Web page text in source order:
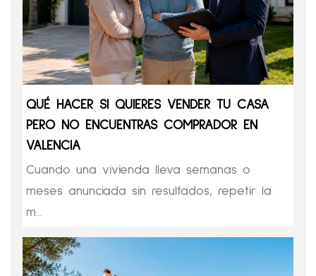
QUÉ HACER SI QUIERES VENDER TU CASA
PERO NO ENCUENTRAS COMPRADOR EN
VALENCIA
Cuando una vivienda lleva semanas o
meses anunciada sin resultados, repetir la
m...